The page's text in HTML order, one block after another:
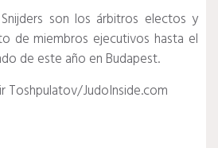
son los árbitros electos y
de miembros ejecutivos hasta el
de este año en Budapest.
Toshpulatov/JudoInside.com